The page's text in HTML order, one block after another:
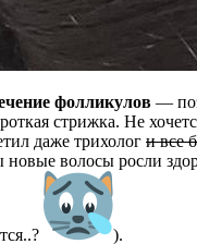
фолликулов —
стрижка. Не
даже трихолог и все
новые волосы росли
).